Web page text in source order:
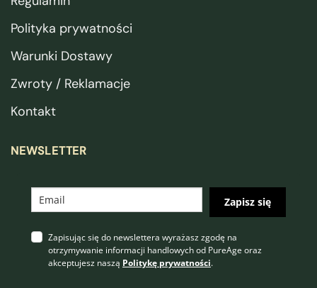
Polityka prywatności
Warunki Dostawy
Zwroty / Reklamacje
Kontakt
NEWSLETTER
Zapisz się
Zapisując się do newslettera wyrażasz zgodę na
otrzymywanie informacji handlowych od PureAge oraz
akceptujesz naszą Politykę prywatności.